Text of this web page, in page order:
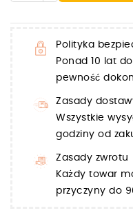
Polityka
Ponad 10 lat
pewność
Zasady
Wszystkie
godziny od
Zasady zwrotu
Każdy towar
przyczyny do